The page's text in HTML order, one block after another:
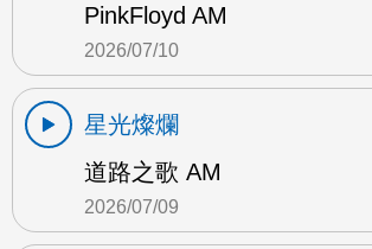
PinkFloyd AM
2026/07/10
星光燦爛
道路之歌 AM
2026/07/09